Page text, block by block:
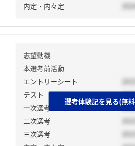
内定・内々定
志望動機
本選考前活動
エントリーシート
テスト
一次選考
二次選考
三次選考
選考体験記を見る(無